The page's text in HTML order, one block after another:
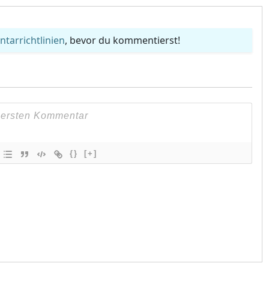
, bevor du kommentierst!
{} [+]